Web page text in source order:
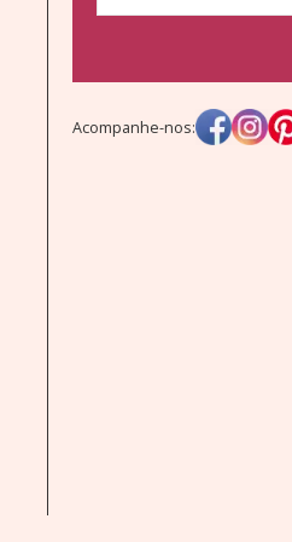
Acompanhe-nos: